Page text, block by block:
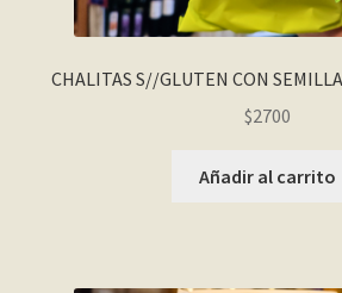
CHALITAS S//GLUTEN CON
$2700
Añadir al carrito